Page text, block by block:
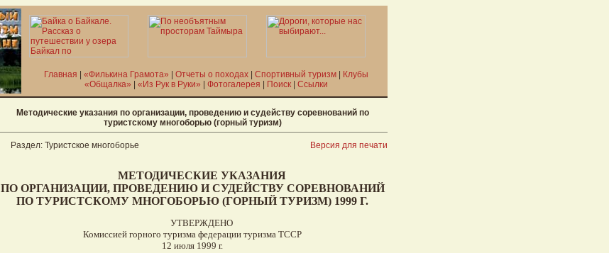
Главная «Филькина Грамота» Отчеты о походах| Спортивный туризм|
Клубы
«Общалка»
«Из Рук в Руки» Фотогалерея Поиск| Ссылки
Методические указания по организации, проведению и судейству соревнований по
туристскому многоборью (горный туризм)
Раздел: Туристское многоборье Версия для печати
МЕТОДИЧЕСКИЕ УКАЗАНИЯ
ПО ОРГАНИЗАЦИИ, ПРОВЕДЕНИЮ И СУДЕЙСТВУ СОРЕВНОВАНИЙ
ПО ТУРИСТСКОМУ МНОГОБОРЬЮ (ГОРНЫЙ ТУРИЗМ) 1999 Г.
УТВЕРЖДЕНО
Комиссией горного туризма федерации туризма ТССР
12 июля 1999 г.